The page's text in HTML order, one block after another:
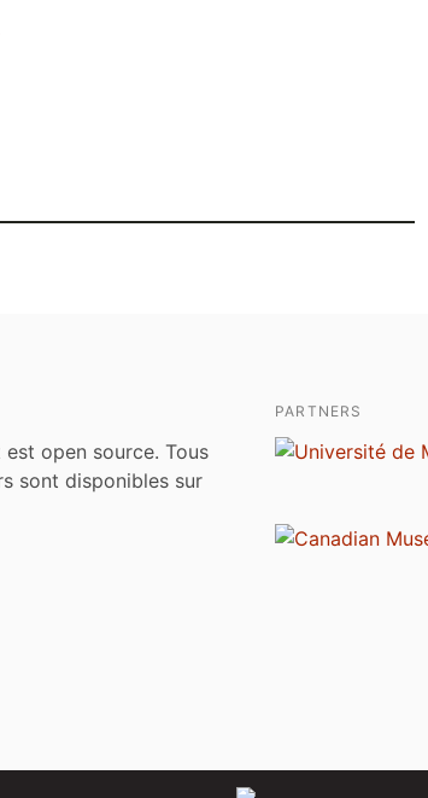
open source. Tous
sont disponibles sur
PARTNERS